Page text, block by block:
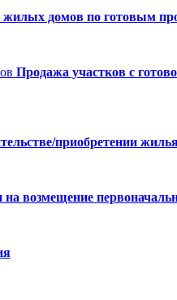
жилых домов по готовым
Продажа участков с
приобретении
возмещение